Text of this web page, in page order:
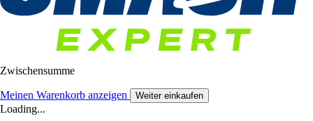
Zwischensumme
Meinen Warenkorb anzeigen Weiter einkaufen
Loading...